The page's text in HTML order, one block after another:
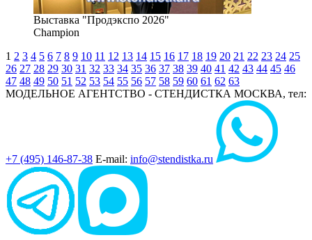
Выставка "Продэкспо 2026"
Champion
1 2 3 4 5 6 7 8 9 10 11 12 13 14 15 16 17 18 19 20 21 22 23 24 25
26 27 28 29 30 31 32 33 34 35 36 37 38 39 40 41 42 43 44 45 46
47 48 49 50 51 52 53 54 55 56 57 58 59 60 61 62 63
МОДЕЛЬНОЕ АГЕНТСТВО - СТЕНДИСТКА МОСКВА, тел:
+7 (495) 146-87-38 E-mail: info@stendistka.ru